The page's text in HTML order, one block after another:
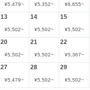
¥5,479~ ¥5,352~ ¥6,655~
13
¥5,502~
14
¥5,502~
15
¥5,502~
20
¥5,502~
21
¥5,502~
22
¥5,367~
27
¥5,479~
28
¥5,502~
29
¥5,502~